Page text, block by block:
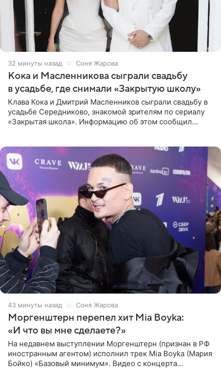
32 минуты назад Соня Жарова
Кока и Масленникова сыграли свадьбу
в усадьбе, где снимали «Закрытую школу»
Клава Кока и Дмитрий Масленников сыграли свадьбу в
усадьбе Середниково, знакомой зрителям по сериалу
«Закрытая школа». Информацию об этом сообщил
43 минуты назад Соня Жарова
Моргенштерн перепел хит Mia Boyka:
«И что вы мне сделаете?»
На недавнем выступлении Моргенштерн (признан в РФ
иностранным агентом) исполнил трек Mia Boyka (Мария
Бойко) «Базовый минимум». Видео с концерта